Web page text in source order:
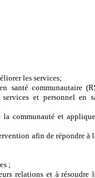
les services;
santé communautaire
et personnel en
communauté et
afin de répondre à
;
relations et à résoudre